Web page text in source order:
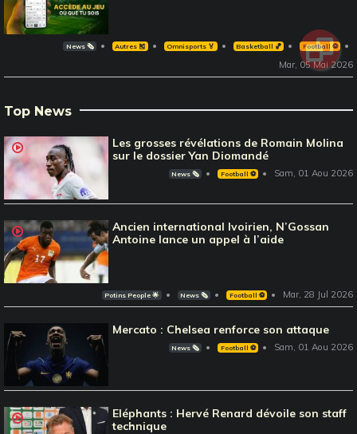
News 🗞️ Autres 🎽 Omnisports 🏅 Basketball 🏀 Football ⚽️
Mar, 05 Mai 2026
Top News
Les grosses révélations de Romain Molina
sur le dossier Yan Diomandé
News 🗞️ Football ⚽️ Sam, 01 Aou 2026
Ancien international Ivoirien, N’Gossan
Antoine lance un appel à l’aide
Potins People 🌟 News 🗞️ Football ⚽️ Mar, 28 Jul 2026
Mercato : Chelsea renforce son attaque
News 🗞️ Football ⚽️ Sam, 01 Aou 2026
Eléphants : Hervé Renard dévoile son staff
technique